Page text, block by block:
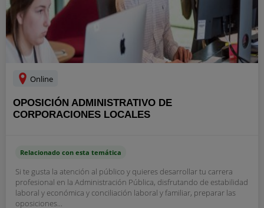
Online
OPOSICIÓN ADMINISTRATIVO DE
CORPORACIONES LOCALES
Relacionado con esta temática
Si te gusta la atención al público y quieres desarrollar tu carrera
profesional en la Administración Pública, disfrutando de estabilidad
laboral y económica y conciliación laboral y familiar, preparar las
oposiciones...